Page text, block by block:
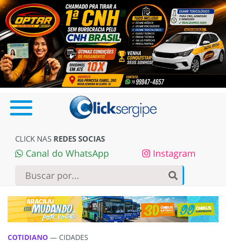
CLICK NAS REDES SOCIAS
Canal do WhatsApp Instagram
COTIDIANO — CIDADES